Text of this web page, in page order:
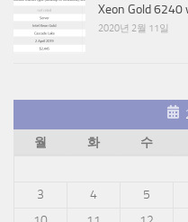
Xeon Gold 6240
2020년 2월 11일
월
화 수
3
4 5